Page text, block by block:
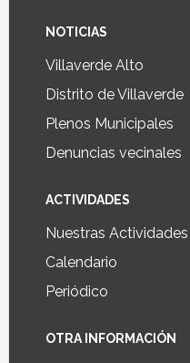
NOTICIAS
Villaverde Alto
Distrito de Villaverde
Plenos Municipales
Denuncias vecinales
ACTIVIDADES
Nuestras Actividades
Calendario
Periódico
OTRA INFORMACIÓN